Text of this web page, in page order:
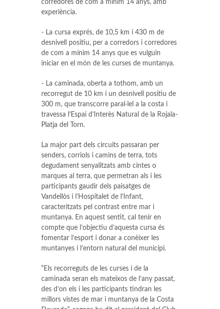
corredores de com a mínim 14 anys, amb
experiència.
- La cursa exprés, de 10,5 km i 430 m de
desnivell positiu, per a corredors i corredores
de com a mínim 14 anys que es vulguin
iniciar en el món de les curses de muntanya.
- La caminada, oberta a tothom, amb un
recorregut de 10 km i un desnivell positiu de
300 m, que transcorre paral·lel a la costa i
travessa l’Espai d’Interès Natural de la Rojala-
Platja del Torn.
La major part dels circuits passaran per
senders, corriols i camins de terra, tots
degudament senyalitzats amb cintes o
marques al terra, que permetran als i les
participants gaudir dels paisatges de
Vandellòs i l’Hospitalet de l’Infant,
caracteritzats pel contrast entre mar i
muntanya. En aquest sentit, cal tenir en
compte que l’objectiu d’aquesta cursa és
fomentar l’esport i donar a conèixer les
muntanyes i l’entorn natural del municipi.
“Els recorreguts de les curses i de la
caminada seran els mateixos de l’any passat,
des d’on els i les participants tindran les
millors vistes de mar i muntanya de la Costa